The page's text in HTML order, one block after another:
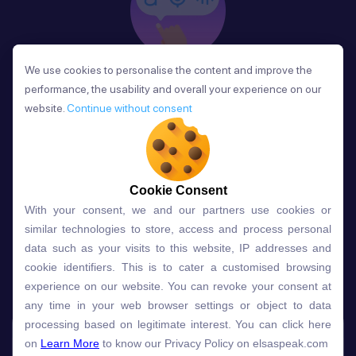
Phản Hồi
Sau mỗi bài học, người học nhận phản hồi về phát
âm và ngữ pháp ngay lập tức, giúp cải thiện kỹ năng
và tiến bộ nhanh chóng.
Lựa chọn gói học ELSA dành
cho bạn
Gói học Free Premium
Speech Analyzer
We use cookies to personalise the content and improve the
performance, the usability and overall your experience on our
website. Continue without consent
Cookie Consent
With your consent, we and our partners use cookies or
similar technologies to store, access and process personal
data such as your visits to this website, IP addresses and
cookie identifiers. This is to cater a customised browsing
experience on our website. You can revoke your consent at
any time in your web browser settings or object to data
processing based on legitimate interest. You can click here
on Learn More to know our Privacy Policy on elsaspeak.com
We use cookies to personalise the content and improve the
performance, the usability and overall your experience on our
website. Continue without consent
Cookie Consent
With your consent, we and our partners use cookies or
similar technologies to store, access and process personal
data such as your visits to this website, IP addresses and
cookie identifiers. This is to cater a customised browsing
experience on our website. You can revoke your consent at
any time in your web browser settings or object to data
processing based on legitimate interest. You can click here
on Learn More to know our Privacy Policy on elsaspeak.com